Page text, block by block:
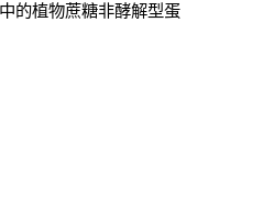
的植物蔗糖非酵解型蛋